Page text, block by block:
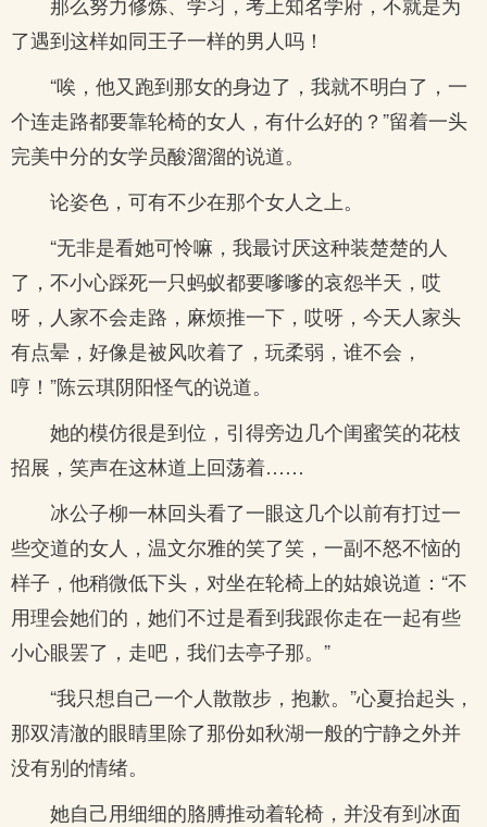
了遇到这样如同王子一样的男人吗！
“唉，他又跑到那女的身边了，我就不明白了，一
个连走路都要靠轮椅的女人，有什么好的？”留着一头
完美中分的女学员酸溜溜的说道。
论姿色，可有不少在那个女人之上。
“无非是看她可怜嘛，我最讨厌这种装楚楚的人
了，不小心踩死一只蚂蚁都要嗲嗲的哀怨半天，哎
呀，人家不会走路，麻烦推一下，哎呀，今天人家头
有点晕，好像是被风吹着了，玩柔弱，谁不会，
哼！”陈云琪阴阳怪气的说道。
她的模仿很是到位，引得旁边几个闺蜜笑的花枝
招展，笑声在这林道上回荡着……
冰公子柳一林回头看了一眼这几个以前有打过一
些交道的女人，温文尔雅的笑了笑，一副不怒不恼的
样子，他稍微低下头，对坐在轮椅上的姑娘说道：“不
用理会她们的，她们不过是看到我跟你走在一起有些
小心眼罢了，走吧，我们去亭子那。”
“我只想自己一个人散散步，抱歉。”心夏抬起头，
那双清澈的眼睛里除了那份如秋湖一般的宁静之外并
没有别的情绪。
她自己用细细的胳膊推动着轮椅，并没有到冰面